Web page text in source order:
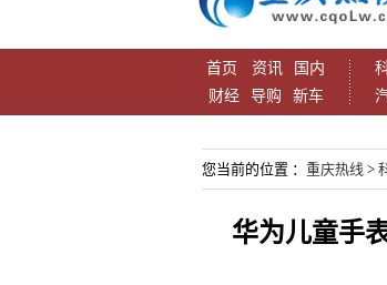
首页 资讯
国内
财经
导购 新车
您当前的位置 ： 重庆热线 >
华为儿童手